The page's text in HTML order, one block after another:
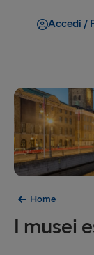
Accedi /
Home
I musei